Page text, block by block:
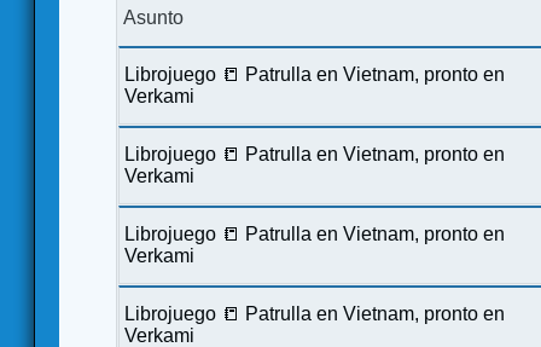
Asunto
Librojuego 📒 Patrulla en Vietnam, pronto en
Verkami
Librojuego 📒 Patrulla en Vietnam, pronto en
Verkami
Librojuego 📒 Patrulla en Vietnam, pronto en
Verkami
Librojuego 📒 Patrulla en Vietnam, pronto en
Verkami